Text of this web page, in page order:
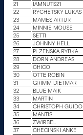
21
IAMNUTS21
22
RYCHETSKY LUKAS
23
MAMES ARTUR
24
MINNIE MOUSE
25
SETTI
26
JOHNNY HELL
27
PLZENSKA RYBKA
28
DORN ANDREAS
29
CHICO
30
OTTE ROBIN
31
GRIMM DIETMAR
32
BLUE MAIK
33
MARTIN
34
CHRISTOPH GUIDO
35
MANTIS
36
ZWIRBEL
37
CHECINSKI ANKE